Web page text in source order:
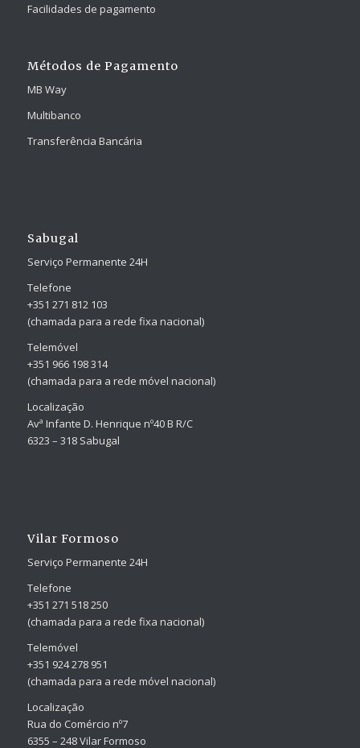
Facilidades de pagamento
Métodos de Pagamento
MB Way
Multibanco
Transferência Bancária
Sabugal
Serviço Permanente 24H
Telefone
+351 271 812 103
(chamada para a rede fixa nacional)
Telemóvel
+351 966 198 314
(chamada para a rede móvel nacional)
Localização
Avª Infante D. Henrique nº40 B R/C
6323 – 318 Sabugal
Vilar Formoso
Serviço Permanente 24H
Telefone
+351 271 518 250
(chamada para a rede fixa nacional)
Telemóvel
+351 924 278 951
(chamada para a rede móvel nacional)
Localização
Rua do Comércio nº7
6355 – 248 Vilar Formoso